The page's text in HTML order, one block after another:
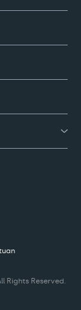
Rights Reserved.